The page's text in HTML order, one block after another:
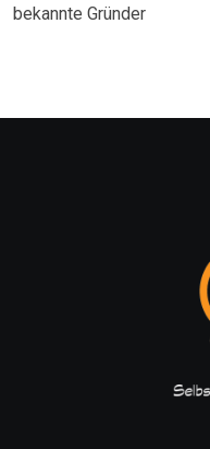
bekannte Gründer